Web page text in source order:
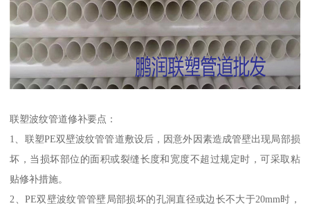
联塑波纹管道修补要点：
1、联塑PE双壁波纹管管道敷设后，因意外因素造成管壁出现局部损
坏，当损坏部位的面积或裂缝长度和宽度不超过规定时，可采取粘
贴修补措施。
2、PE双壁波纹管管壁局部损坏的孔洞直径或边长不大于20mm时，